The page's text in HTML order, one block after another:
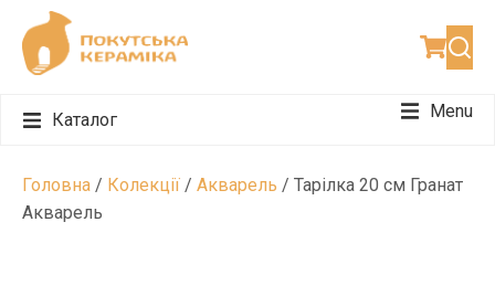
Menu
Каталог
Головна / Колекції / Акварель / Тарілка 20 см Гранат
Акварель